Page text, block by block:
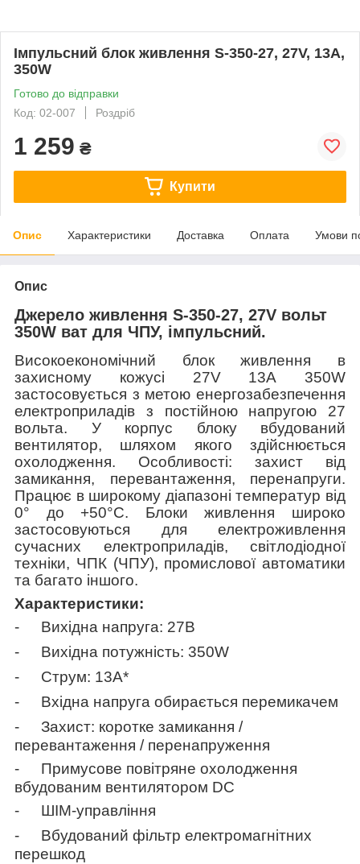
Імпульсний блок живлення S-350-27, 27V, 13А,
350W
Готово до відправки
Код: 02-007
Роздріб
1 259 ₴
Купити
Опис Характеристики Доставка Оплата Умови
Опис
Джерело живлення S-350-27, 27V вольт
350W ват для ЧПУ, імпульсний.
Високоекономічний блок живлення в
захисному кожусі 27V13А 350W
застосовується з метою енергозабезпечення
електроприладів з постійною напругою 27
вольта. У корпус блоку вбудований
вентилятор, шляхом якого здійснюється
охолодження. Особливості: захист від
замикання, перевантаження, перенапруги.
Працює в широкому діапазоні температур від
0° до +50°C. Блоки живлення широко
застосовуються для електроживлення
сучасних електроприладів, світлодіодної
техніки, ЧПК (ЧПУ), промислової автоматики
та багато іншого.
Характеристики:
-
Вихідна напруга: 27В
-
Вихідна потужність: 350W
-
Струм: 13А*
-
Вхідна напруга обирається перемикачем
-
Захист: коротке замикання /
перевантаження / перенапруження
-
Примусове повітряне охолодження
вбудованим вентилятором DC
-
ШІМ-управління
-
Вбудований фільтр електромагнітних
перешкод